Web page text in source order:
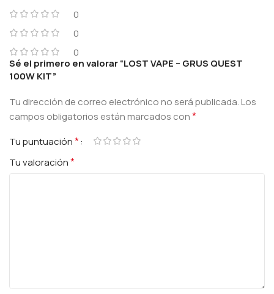
0
0
0
Sé el primero en valorar “LOST VAPE – GRUS QUEST
100W KIT”
Tu dirección de correo electrónico no será publicada.Los
campos obligatorios están marcados con*
Tu puntuación*
Tu valoración*